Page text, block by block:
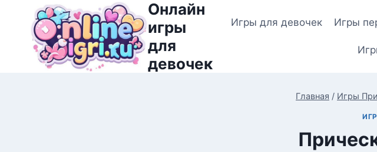
Перейти
содержимому
Онлайн
игры
для
девочек
Игры для девочек Игры
Главная / Игры